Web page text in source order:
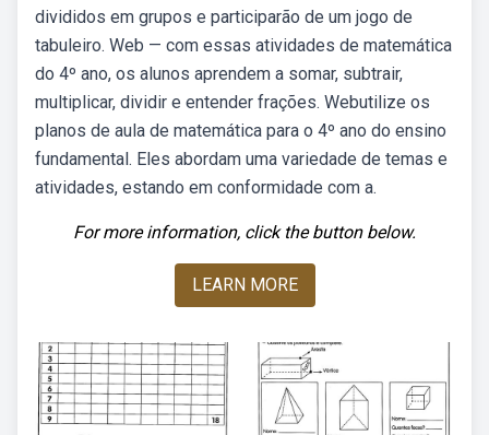
divididos em grupos e participarão de um jogo de
tabuleiro. Web — com essas atividades de matemática
do 4º ano, os alunos aprendem a somar, subtrair,
multiplicar, dividir e entender frações. Webutilize os
planos de aula de matemática para o 4º ano do ensino
fundamental. Eles abordam uma variedade de temas e
atividades, estando em conformidade com a.
For more information, click the button below.
LEARN MORE